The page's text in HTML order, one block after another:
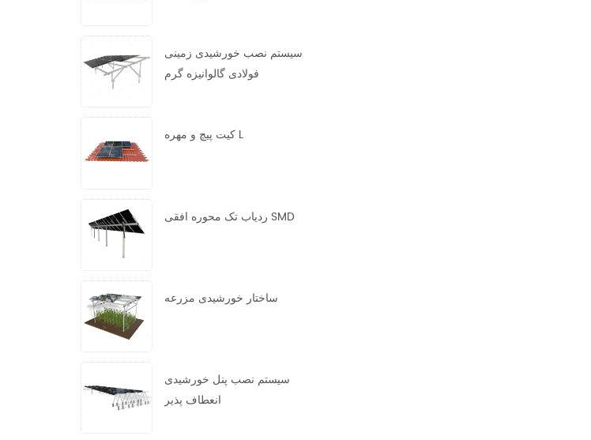
سیستم نصب خورشیدی زمینی
فولادی گالوانیزه گرم
کیت پیچ و مهره L
ردیاب تک محوره افقی SMD
ساختار خورشیدی مزرعه
سیستم نصب پنل خورشیدی
انعطاف پذیر